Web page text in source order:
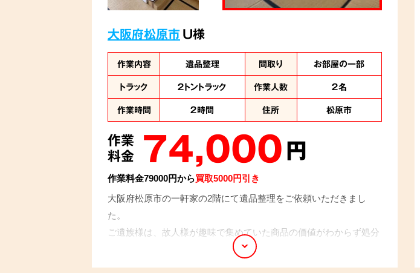
大阪府松原市U様
作業内容 遺品整理 間取り
お部屋の一部
トラック
２トントラック 作業人数
２名
作業時間
２時間 住所 松原市
作業
料金 74,000円
作業料金79000円から買取5000円引き
大阪府松原市の一軒家の2階にて遺品整理をご依頼いただきまし
た。
ご遺族様は、故人様が趣味で集めていた商品の価値がわからず処分
に困っていらっしゃいました。 弊社の専門スタッフが一つ一つ丁寧
に査定し、ご家族様と相談しながら整理を進めました。貴重品は仕